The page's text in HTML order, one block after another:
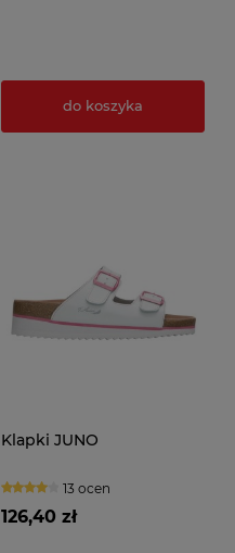
do koszyka
Klapki JUNO
13 ocen
126,40 zł